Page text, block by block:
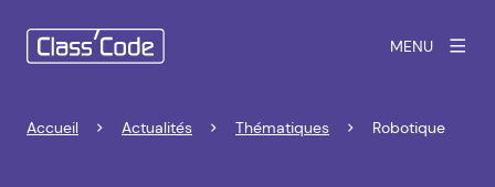
MENU
Accueil Actualités Thématiques Robotique